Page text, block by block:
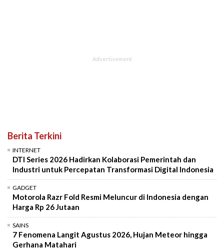
Berita Terkini
INTERNET
DTI Series 2026 Hadirkan Kolaborasi Pemerintah dan
Industri untuk Percepatan Transformasi Digital Indonesia
GADGET
Motorola Razr Fold Resmi Meluncur di Indonesia dengan
Harga Rp 26 Jutaan
SAINS
7 Fenomena Langit Agustus 2026, Hujan Meteor hingga
Gerhana Matahari